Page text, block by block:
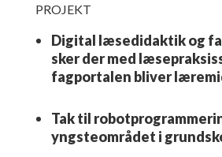
PROJEKT
Digital læsedidaktik og
sker der med
fagportalen bliver
Tak til
yngsteområdet i